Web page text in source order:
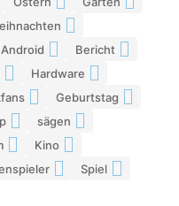
Android Bericht
Hardware
Geburtstag
sägen
Kino
Spiel